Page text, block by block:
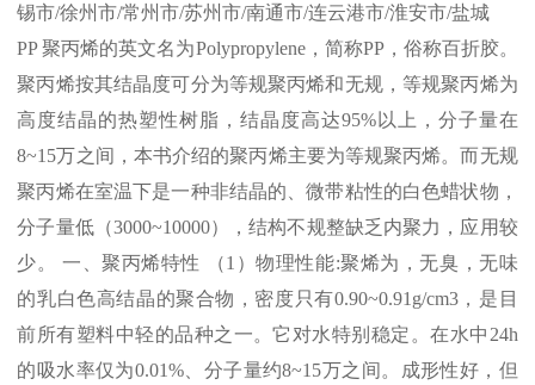
锡市/徐州市/常州市/苏州市/南通市/连云港市/淮安市/盐城
PP聚丙烯的英文名为Polypropylene，简称PP，俗称百折胶。
聚丙烯按其结晶度可分为等规聚丙烯和无规，等规聚丙烯为
高度结晶的热塑性树脂，结晶度高达95%以上，分子量在
8~15万之间，本书介绍的聚丙烯主要为等规聚丙烯。而无规
聚丙烯在室温下是一种非结晶的、微带粘性的白色蜡状物，
分子量低（3000~10000），结构不规整缺乏内聚力，应用较
少。 一、聚丙烯特性 （1 ）物理性能:聚烯为，无臭，无味
的乳白色高结晶的聚合物，密度只有0.90~0.91g/cm3，是目
前所有塑料中轻的品种之一。它对水特别稳定。在水中 24h
的吸水率仅为0.01%、分子量约8~15万之间。成形性好，但